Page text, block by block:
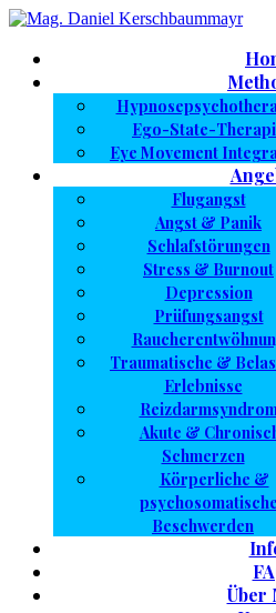
Ego-State-
Eye Movement
Flugangst
Angst & Panik
Schlafstörungen
Stress & Burnout
Depression
Prüfungsangst
Traumatische &
Erlebnisse
Akute &
Schmerzen
Körperliche &
psychosomatische
Beschwerden
Über